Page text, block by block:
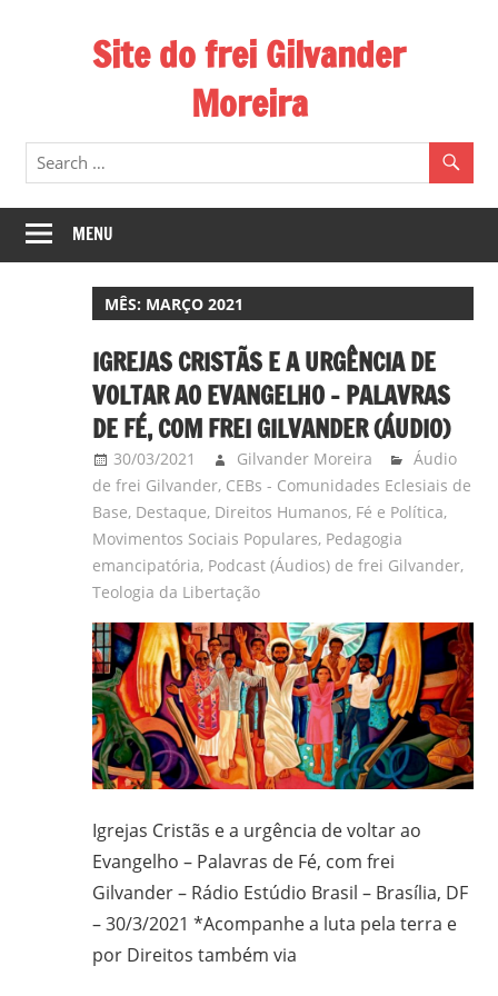
Site do frei Gilvander
Moreira
Esse
site
frei
Gilvander
divulga
pastoral
militância
carmelita;
bacharel
licenciado
Filosofia
bacharel
Teologia
ITESP/SP;
MENU
MÊS: MARÇO 2021
IGREJAS CRISTÃS E A URGÊNCIA DE
VOLTAR AO EVANGELHO – PALAVRAS
DE FÉ, COM FREI GILVANDER (ÁUDIO)
30/03/2021 Gilvander Moreira
Áudio
de frei Gilvander, CEBs - Comunidades Eclesiais de
Base, Destaque, Direitos Humanos, Fé e Política,
Movimentos Sociais Populares, Pedagogia
emancipatória, Podcast (Áudios) de frei Gilvander,
Teologia da Libertação
Igrejas Cristãs e a urgência de voltar ao
Evangelho – Palavras de Fé, com frei
Gilvander – Rádio Estúdio Brasil – Brasília, DF
– 30/3/2021 *Acompanhe a luta pela terra e
por Direitos também via